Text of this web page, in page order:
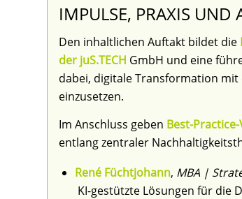
IMPULSE, PRAXIS UND
Den inhaltlichen Auftakt bildet die
der juS.TECH GmbH und eine
dabei, digitale Transformation
einzusetzen.
Im Anschluss geben Best-
entlang zentraler
René Füchtjohann, MBA |
KI-gestützte Lösungen für die